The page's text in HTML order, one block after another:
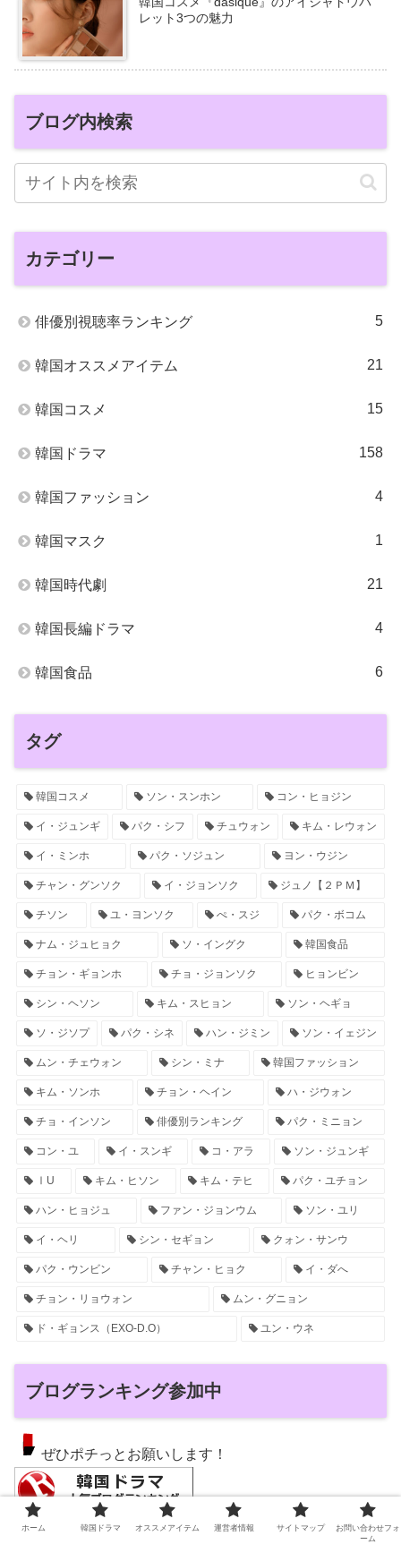
レット3つの魅力
ブログ内検索
カテゴリー
俳優別視聴率ランキング 5
韓国オススメアイテム 21
韓国コスメ 15
韓国ドラマ 158
韓国ファッション 4
韓国マスク 1
韓国時代劇 21
韓国長編ドラマ 4
韓国食品 6
タグ
韓国コスメ ソン・スンホン コン・ヒョジン
イ・ジュンギ パク・シフ チュウォン キム・レウォン
イ・ミンホ パク・ソジュン ヨン・ウジン
チャン・グンソク イ・ジョンソク ジュノ【２ＰＭ】
チソン ユ・ヨンソク ぺ・スジ パク・ボコム
ナム・ジュヒョク ソ・イングク 韓国食品
チョン・ギョンホ チョ・ジョンソク ヒョンビン
シン・ヘソン キム・スヒョン ソン・ヘギョ
ソ・ジソプ パク・シネ ハン・ジミン ソン・イェジン
ムン・チェウォン シン・ミナ 韓国ファッション
キム・ソンホ チョン・ヘイン ハ・ジウォン
チョ・インソン 俳優別ランキング パク・ミニョン
コン・ユ イ・スンギ コ・アラ ソン・ジュンギ
ⅠU キム・ヒソン キム・テヒ パク・ユチョン
ハン・ヒョジュ ファン・ジョンウム ソン・ユリ
イ・ヘリ シン・セギョン クォン・サンウ
パク・ウンビン チャン・ヒョク イ・ダへ
チョン・リョウォン ムン・グニョン
ド・ギョンス（EXO-D.O） ユン・ウネ
ブログランキング参加中
ぜひポチっとお願いします！
韓国ドラマランキング
ホーム 韓国ドラマ オススメアイテム 運営者情報 サイトマップ
お問い合わせフォ
ーム